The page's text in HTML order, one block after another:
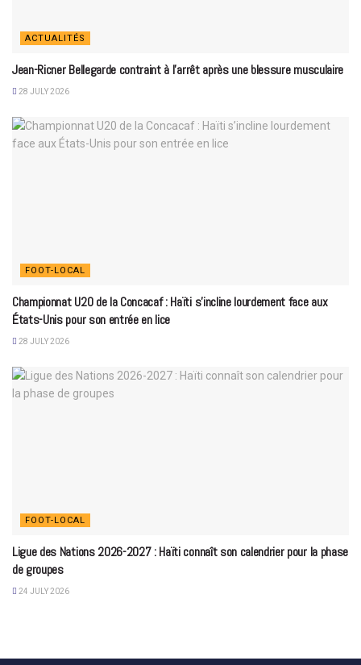
ACTUALITÉS
Jean-Ricner Bellegarde contraint à l’arrêt après une blessure musculaire
28 JULY 2026
FOOT-LOCAL
Championnat U20 de la Concacaf : Haïti s’incline lourdement face aux
États-Unis pour son entrée en lice
28 JULY 2026
FOOT-LOCAL
Ligue des Nations 2026-2027 : Haïti connaît son calendrier pour la phase
de groupes
24 JULY 2026